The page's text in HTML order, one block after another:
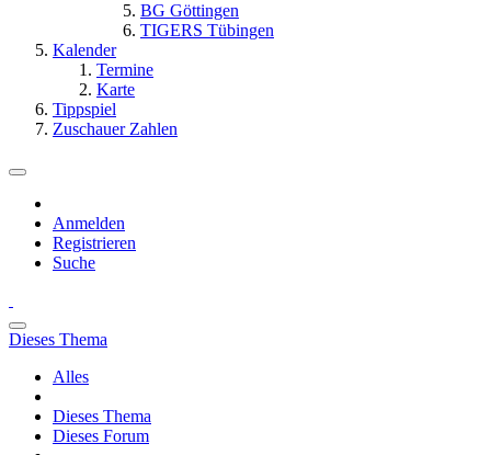
BG Göttingen
TIGERS Tübingen
Kalender
Termine
Karte
Tippspiel
Zuschauer Zahlen
Anmelden
Registrieren
Suche
Dieses Thema
Alles
Dieses Thema
Dieses Forum